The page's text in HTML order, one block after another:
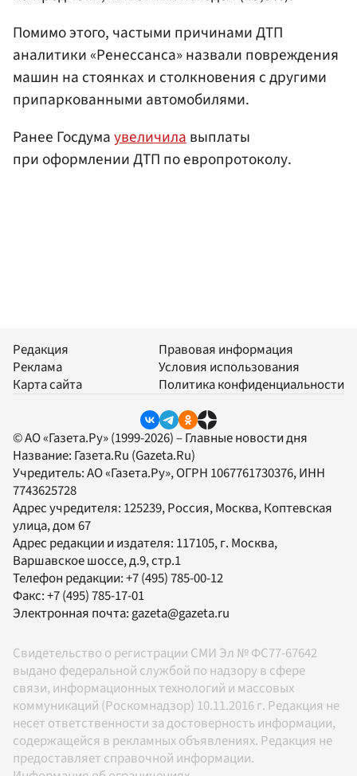
Помимо этого, частыми причинами ДТП
аналитики «Ренессанса» назвали повреждения
машин на стоянках и столкновения с другими
припаркованными автомобилями.
Ранее Госдумаувеличилавыплаты
при оформлении ДТП по европротоколу.
Редакция
Реклама
Карта сайта
Правовая информация
Условия использования
Политика конфиденциальности
© АО «Газета.Ру» (1999-2026) – Главные новости дня
Название: Газета.Ru (Gazeta.Ru)
Учредитель:АО «Газета.Ру», ОГРН 1067761730376, ИНН
7743625728
Адрес учредителя: 125239, Россия, Москва, Коптевская
улица, дом 67
Адрес редакции и издателя: 117105, г. Москва,
Варшавское шоссе, д.9, стр.1
Телефон редакции:+7 (495) 785-00-12
Факс:+7 (495) 785-17-01
Электронная почта: gazeta@gazeta.ru
Свидетельство о регистрации СМИ Эл № ФС77-67642
выдано федеральной службой по надзору в сфере
связи, информационных технологий и массовых
коммуникаций (Роскомнадзор) 10.11.2016 г. Редакция не
несет ответственности за достоверность информации,
содержащейся в рекламных объявлениях. Редакция не
предоставляет справочной информации.